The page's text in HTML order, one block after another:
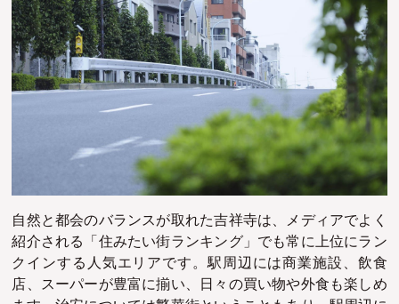
自然と都会のバランスが取れた吉祥寺は、メディアでよく
紹介される「住みたい街ランキング」でも常に上位にラン
クインする人気エリアです。駅周辺には商業施設、飲食
店、スーパーが豊富に揃い、日々の買い物や外食も楽しめ